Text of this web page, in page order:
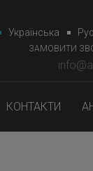
Українська
ЗАМОВИТИ
КОНТАКТИ